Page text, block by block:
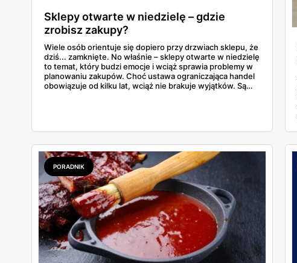
Sklepy otwarte w niedzielę – gdzie
zrobisz zakupy?
Wiele osób orientuje się dopiero przy drzwiach sklepu, że
dziś... zamknięte. No właśnie – sklepy otwarte w niedzielę
to temat, który budzi emocje i wciąż sprawia problemy w
planowaniu zakupów. Choć ustawa ograniczająca handel
obowiązuje od kilku lat, wciąż nie brakuje wyjątków. Są
w niedzielę można coś kupić – bez nerwów i krążenia po
mieście.
PORADNIK